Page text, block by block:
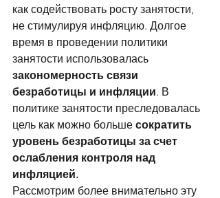
как содействовать росту занятости,
не стимулируя инфляцию. Долгое
время в проведении политики
занятости использовалась
закономерность связи
безработицы и инфляции. В
политике занятости преследовалась
цель как можно больше сократить
уровень безработицы за счет
ослабления контроля над
инфляцией.
Рассмотрим более внимательно эту